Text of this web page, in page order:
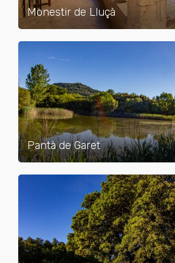
Monestir de Lluçà
Pantà de Garet